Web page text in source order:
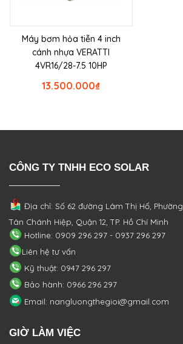
Máy bơm hỏa tiễn 4 inch
cánh nhựa VERATTI
4VR16/28-7.5 10HP
₫
13.500.000
CÔNG TY TNHH ECO SOLAR
Địa chỉ: Số 62 đường Lâm Thị Hố, Phường
Tân Chánh Hiệp, Quận 12, TP. Hồ Chí Minh
Hotline: 0909 296 297 - 0937 296 297
Liên hệ tư vấn
Kỹ thuật: 0947 296 297
Bảo hành: 0966 296 297
Email: nangluongthegioi@gmail.com
GIỜ LÀM VIỆC